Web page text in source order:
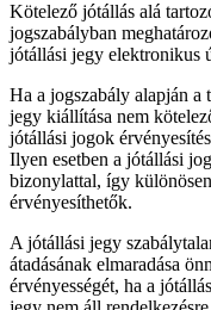
Kötelező jótállás alá
jogszabályban
jótállási jegy elektronikus
Ha a jogszabály alapján a
jegy kiállítása nem
jótállási jogok
Ilyen esetben a jótállási
bizonylattal, így
érvényesíthetők.
A jótállási jegy
átadásának elmaradása
érvényességét, ha a